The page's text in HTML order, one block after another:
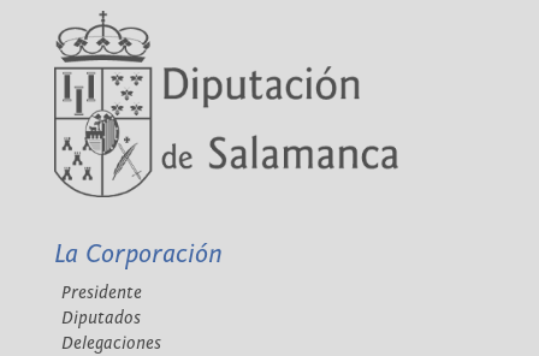
La Corporación
Presidente
Diputados
Delegaciones